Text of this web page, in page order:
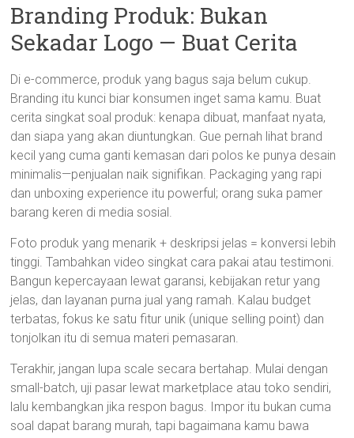
Branding Produk: Bukan
Sekadar Logo — Buat Cerita
Di e-commerce, produk yang bagus saja belum cukup.
Branding itu kunci biar konsumen inget sama kamu. Buat
cerita singkat soal produk: kenapa dibuat, manfaat nyata,
dan siapa yang akan diuntungkan. Gue pernah lihat brand
kecil yang cuma ganti kemasan dari polos ke punya desain
minimalis—penjualan naik signifikan. Packaging yang rapi
dan unboxing experience itu powerful; orang suka pamer
barang keren di media sosial.
Foto produk yang menarik + deskripsi jelas = konversi lebih
tinggi. Tambahkan video singkat cara pakai atau testimoni.
Bangun kepercayaan lewat garansi, kebijakan retur yang
jelas, dan layanan purna jual yang ramah. Kalau budget
terbatas, fokus ke satu fitur unik (unique selling point) dan
tonjolkan itu di semua materi pemasaran.
Terakhir, jangan lupa scale secara bertahap. Mulai dengan
small-batch, uji pasar lewat marketplace atau toko sendiri,
lalu kembangkan jika respon bagus. Impor itu bukan cuma
soal dapat barang murah, tapi bagaimana kamu bawa